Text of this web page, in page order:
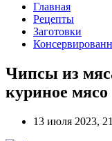
Главная
Рецепты
Заготовки
Чипсы из
куриное мясо
13 июля 2023,